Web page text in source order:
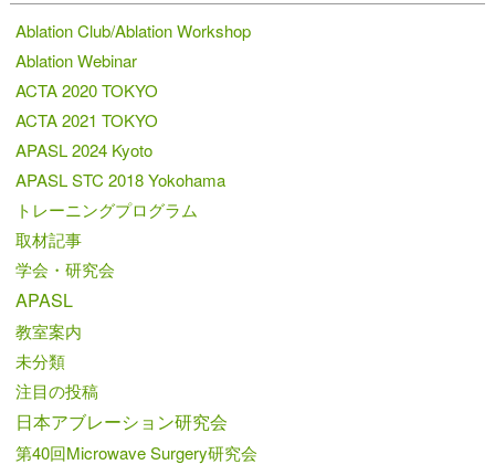
Ablation Club/Ablation Workshop
Ablation Webinar
ACTA 2020 TOKYO
ACTA 2021 TOKYO
APASL 2024 Kyoto
APASL STC 2018 Yokohama
トレーニングプログラム
取材記事
学会・研究会
APASL
教室案内
未分類
注目の投稿
日本アブレーション研究会
第40回Microwave Surgery研究会